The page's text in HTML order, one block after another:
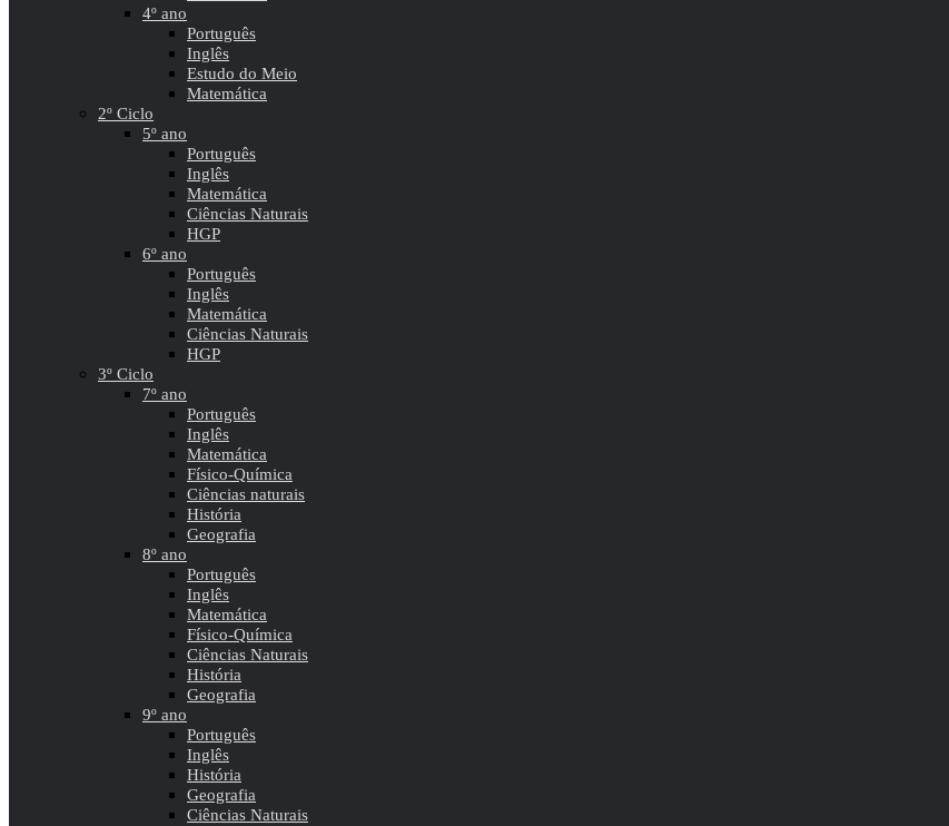
4º ano
Português
Inglês
Estudo do Meio
Matemática
2º Ciclo
5º ano
Português
Inglês
Matemática
Ciências Naturais
HGP
6º ano
Português
Inglês
Matemática
Ciências Naturais
HGP
3º Ciclo
7º ano
Português
Inglês
Matemática
Físico-Química
Ciências naturais
História
Geografia
8º ano
Português
Inglês
Matemática
Físico-Química
Ciências Naturais
História
Geografia
9º ano
Português
Inglês
História
Geografia
Ciências Naturais